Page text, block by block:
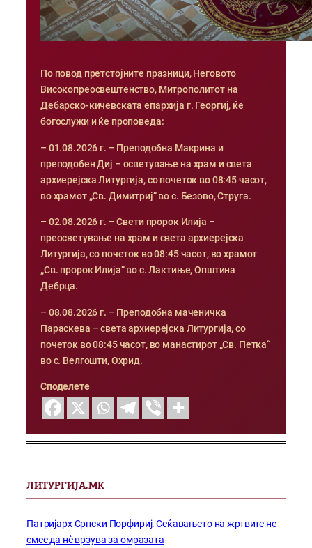
По повод претстојните празници, Неговото
Високопреосвештенство, Митрополитот на
Дебарско-кичевската епархија г. Георгиј, ќе
богослужи и ќе проповеда:
– 01.08.2026 г. – Преподобна Макрина и
преподобен Диј – осветување на храм и света
архиерејска Литургија, со почеток во 08:45 часот,
во храмот „Св. Димитриј“ во с. Безово, Струга.
– 02.08.2026 г. – Свети пророк Илија –
преосветување на храм и света архиерејска
Литургија, со почеток во 08:45 часот, во храмот
„Св. пророк Илија“ во с. Лактиње, Општина
Дебрца.
– 08.08.2026 г. – Преподобна маченичка
Параскева – света архиерејска Литургија, со
почеток во 08:45 часот, во манастирот „Св. Петка“
во с. Велгошти, Охрид.
Споделете
ЛИТУРГИЈА.МК
Патријарх Српски Порфириј: Сеќавањето на жртвите не
смее да нѐ врзува за омразата